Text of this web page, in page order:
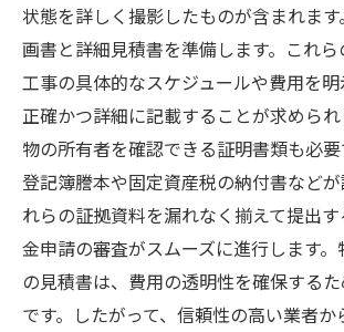
状態を詳しく撮影したものが含まれま
画書と詳細見積書を準備します。これ
工事の具体的なスケジュールや費用を明
正確かつ詳細に記載することが求めら
物の所有者を確認できる証明書類も必要
登記簿謄本や固定資産税の納付書など
れらの証拠資料を漏れなく揃えて提出
金申請の審査がスムーズに進行します
の見積書は、費用の透明性を確保する
です。したがって、信頼性の高い業者